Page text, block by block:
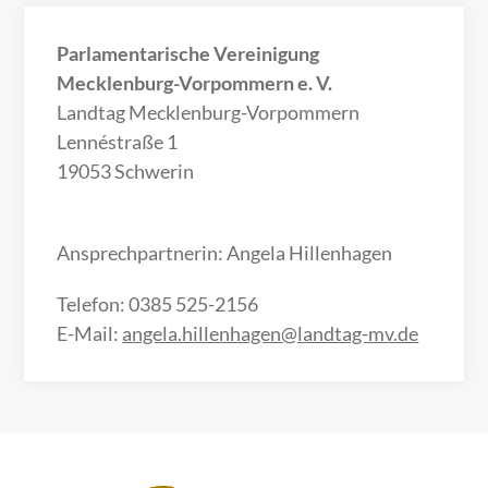
Parlamentarische Vereinigung
Mecklenburg-Vorpommern e. V.
Landtag Mecklenburg-Vorpommern
Lennéstraße 1
19053 Schwerin
Ansprechpartnerin: Angela Hillenhagen
Telefon: 0385 525-2156
E-Mail: angela.hillenhagen@landtag-mv.de